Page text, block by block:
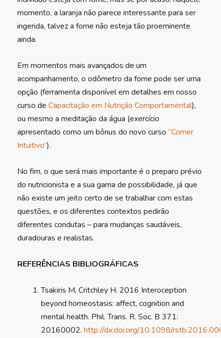
momento, a laranja não parece interessante para ser
ingerida, talvez a fome não esteja tão proeminente
ainda.
Em momentos mais avançados de um
acompanhamento, o odômetro da fome pode ser uma
opção (ferramenta disponível em detalhes em nosso
curso de Capacitação em Nutrição Comportamental),
ou mesmo a meditação da água (exercício
apresentado como um bônus do novo curso “Comer
Intuitivo”).
No fim, o que será mais importante é o preparo prévio
do nutricionista e a sua gama de possibilidade, já que
não existe um jeito certo de se trabalhar com estas
questões, e os diferentes contextos pedirão
diferentes condutas – para mudanças saudáveis,
duradouras e realistas.
REFERÊNCIAS BIBLIOGRÁFICAS
Tsakiris M, Critchley H. 2016 Interoception
beyond homeostasis: affect, cognition and
mental health. Phil. Trans. R. Soc. B 371:
20160002. http://dx.doi.org/10.1098/